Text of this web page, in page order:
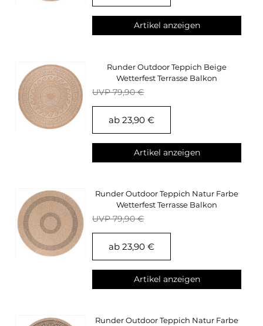
Artikel anzeigen
Runder Outdoor Teppich Beige
Wetterfest Terrasse Balkon
Küchenteppich
UVP 79,90 €
ab 23,90 €
Artikel anzeigen
Runder Outdoor Teppich Natur Farbe
Wetterfest Terrasse Balkon
Küchenteppich
UVP 79,90 €
ab 23,90 €
Artikel anzeigen
Runder Outdoor Teppich Natur Farbe